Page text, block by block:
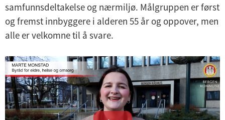
samfunnsdeltakelse og nærmiljø. Målgruppen er først
og fremst innbyggere i alderen 55 år og oppover, men
alle er velkomne til å svare.